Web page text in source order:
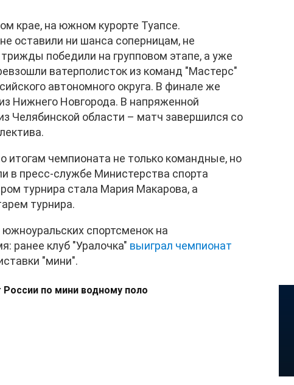
крае, на южном курорте Туапсе.
оставили ни шанса соперницам, не
победили на групповом этапе, а уже
ватерполисток из команд "Мастерс"
автономного округа. В финале же
Нижнего Новгорода. В напряженной
Челябинской области – матч завершился со
итогам чемпионата не только командные, но
в пресс-службе Министерства спорта
турнира стала Мария Макарова, а
турнира.
спортсменок на
ранее клуб "Уралочка" выиграл чемпионат
"мини".
по мини водному поло